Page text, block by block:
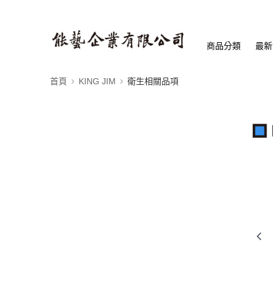
商品分類 最
首頁 KING JIM 衛生相關品項